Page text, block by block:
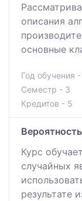
описания
основные
Год обучения -
Семестр - 3
Кредитов - 5
Курс
случайных
результате